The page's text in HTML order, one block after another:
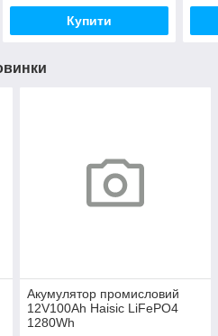
Купити
Акумулятор промисловий
12V100Ah Haisic LiFePO4
1280Wh